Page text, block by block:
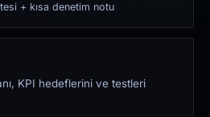
+ kısa denetim notu
KPI hedeflerini ve testleri